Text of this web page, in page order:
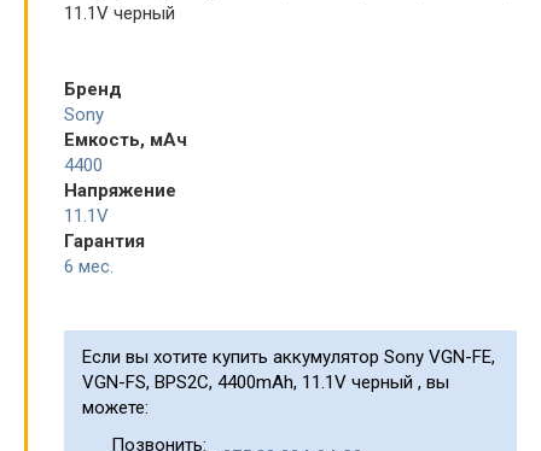
11.1V черный
Бренд
Sony
Емкость, мАч
4400
Напряжение
11.1V
Гарантия
6 мес.
Если вы хотите купить аккумулятор Sony VGN-FE,
VGN-FS, BPS2C, 4400mAh, 11.1V черный , вы
можете:
Позвонить: